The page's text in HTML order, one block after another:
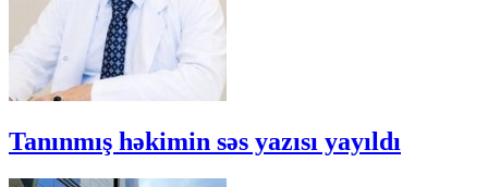
Tanınmış həkimin səs yazısı yayıldı